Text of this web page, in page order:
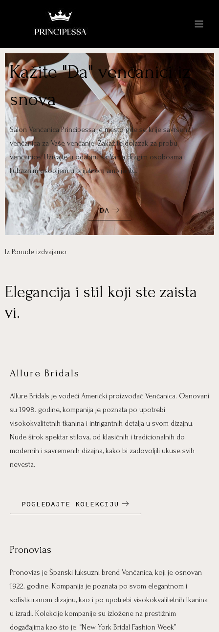
Kažite "Da" venčanici iz
snova
Salon Venčanica Principessa je mesto gde se krije savršena
venčanica za Vaše venčanje. Zakažite dolazak za probu
venčanice. Uživajte u odabiru sa Vama dragim osoboama i
ljubaznim osobljem u prijatnom ambijentu.
DA
Iz Ponude izdvajamo
Elegancija i stil koji ste zaista
vi.
Allure Bridals
Allure Bridals je vodeći Američki proizvođač Venčanica. Osnovani
su 1998. godine, kompanija je poznata po upotrebi
visokokvalitetnih tkanina i intrigantnih detalja u svom dizajnu.
Nude širok spektar stilova, od klasičnih i tradicionalnih do
modernih i savremenih dizajna, kako bi zadovoljili ukuse svih
nevesta.
POGLEDAJTE KOLEKCIJU
Pronovias
Pronovias je Španski luksuzni brend Venčanica, koji je osnovan
1922. godine. Kompanija je poznata po svom elegantnom i
sofisticiranom dizajnu, kao i po upotrebi visokokvalitetnih tkanina
u izradi. Kolekcije kompanije su izložene na prestižnim
događajima kao što je: “New York Bridal Fashion Week”